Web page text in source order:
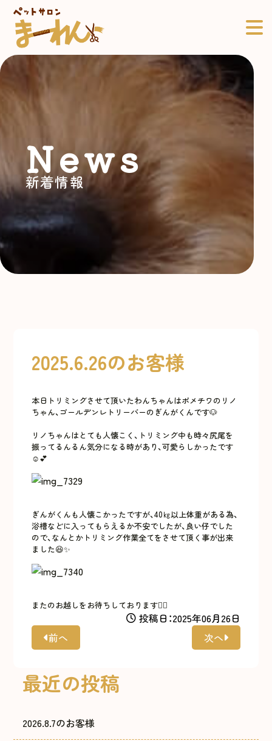
新着情報
News
2025.6.26のお客様
本日トリミングさせて頂いたわんちゃんはポメチワのリノ
ちゃん、ゴールデンレトリーバーのぎんがくんです🐶
リノちゃんはとても人懐こく、トリミング中も時々尻尾を
振ってるんるん気分になる時があり、可愛らしかったです
☺️💕
ぎんがくんも人懐こかったですが、40㎏以上体重がある為、
浴槽などに入ってもらえるか不安でしたが、良い仔でした
ので、なんとかトリミング作業全てをさせて頂く事が出来
ました😆✨
またのお越しをお待ちしております🙇‍♀️
投稿日：2025年06月26日
前へ
次へ
最近の投稿
2026.8.7のお客様